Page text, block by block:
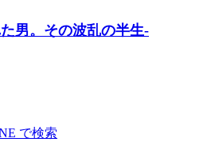
男。その波乱の半生-
で検索